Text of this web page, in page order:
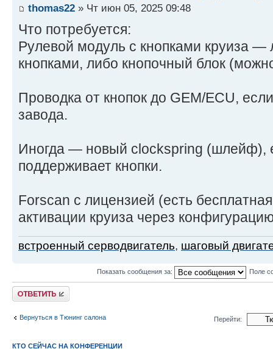
thomas22 » Чт июн 05, 2025 09:48
Что потребуется:
Рулевой модуль с кнопками круиза
кнопками, либо кнопочный блок
Проводка от кнопок до GEM/ECU,
завода.
Иногда — новый clockspring (шлейф),
поддерживает кнопки.
Forscan с лицензией (есть
активации круиза через
встроенный серводвигатель, шаговый
Показать сообщения за: Поле
Ответить
Вернуться в Тюнинг салона Перейти:
КТО СЕЙЧАС НА КОНФЕРЕНЦИИ